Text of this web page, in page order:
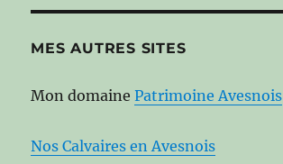
MES AUTRES SITES
Mon domainePatrimoine Avesnois
Nos Calvaires en Avesnois